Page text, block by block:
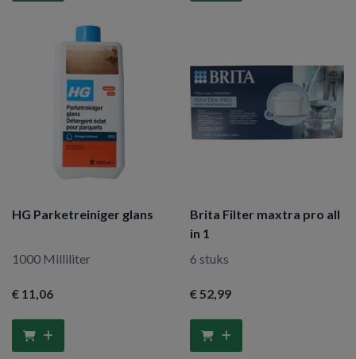
HG Parketreiniger glans
1000 Milliliter
€ 11,06
Brita Filter maxtra pro all
in 1
6 stuks
€ 52,99